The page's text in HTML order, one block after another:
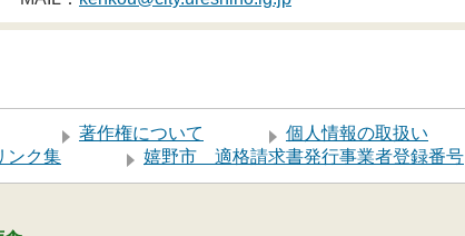
著作権について 個人情報の取扱い
ンク集
嬉野市 適格請求書発行事業者登録番号